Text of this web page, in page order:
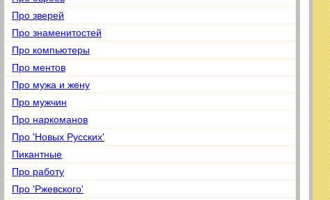
Про зверей
Про знаменитостей
Про компьютеры
Про ментов
Про мужа и жену
Про мужчин
Про наркоманов
Про 'Новых Русских'
Пикантные
Про работу
Про 'Ржевского'